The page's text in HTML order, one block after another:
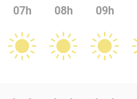
07h 08h 09h